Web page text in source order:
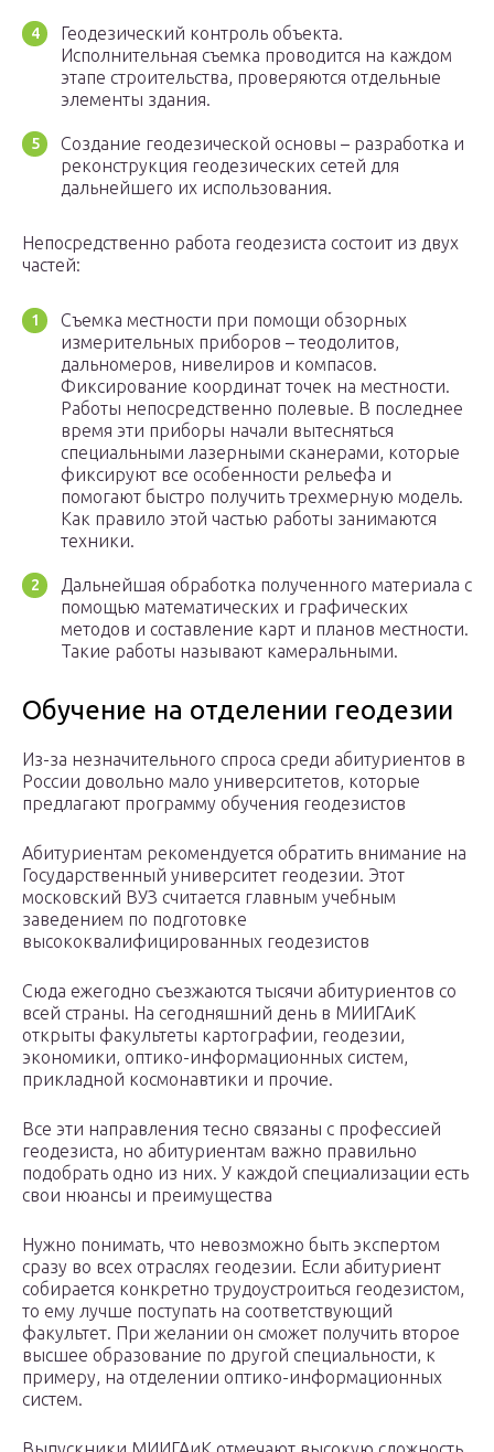
Геодезический контроль объекта.
Исполнительная съемка проводится на каждом
этапе строительства, проверяются отдельные
элементы здания.
Создание геодезической основы – разработка и
реконструкция геодезических сетей для
дальнейшего их использования.
Непосредственно работа геодезиста состоит из двух
частей:
Съемка местности при помощи обзорных
измерительных приборов – теодолитов,
дальномеров, нивелиров и компасов.
Фиксирование координат точек на местности.
Работы непосредственно полевые. В последнее
время эти приборы начали вытесняться
специальными лазерными сканерами, которые
фиксируют все особенности рельефа и
помогают быстро получить трехмерную модель.
Как правило этой частью работы занимаются
техники.
Дальнейшая обработка полученного материала с
помощью математических и графических
методов и составление карт и планов местности.
Такие работы называют камеральными.
Обучение на отделении геодезии
Из-за незначительного спроса среди абитуриентов в
России довольно мало университетов, которые
предлагают программу обучения геодезистов
Абитуриентам рекомендуется обратить внимание на
Государственный университет геодезии. Этот
московский ВУЗ считается главным учебным
заведением по подготовке
высококвалифицированных геодезистов
Сюда ежегодно съезжаются тысячи абитуриентов со
всей страны. На сегодняшний день в МИИГАиК
открыты факультеты картографии, геодезии,
экономики, оптико-информационных систем,
прикладной космонавтики и прочие.
Все эти направления тесно связаны с профессией
геодезиста, но абитуриентам важно правильно
подобрать одно из них. У каждой специализации есть
свои нюансы и преимущества
Нужно понимать, что невозможно быть экспертом
сразу во всех отраслях геодезии. Если абитуриент
собирается конкретно трудоустроиться геодезистом,
то ему лучше поступать на соответствующий
факультет. При желании он сможет получить второе
высшее образование по другой специальности, к
примеру, на отделении оптико-информационных
систем.